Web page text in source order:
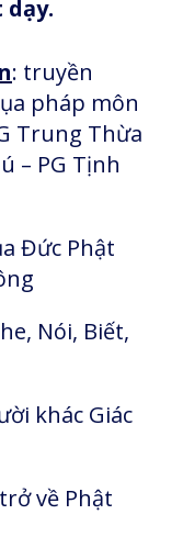
dạy.
: truyền
pháp môn
Trung Thừa
– PG Tịnh
Đức Phật
Nói, Biết,
khác Giác
về Phật